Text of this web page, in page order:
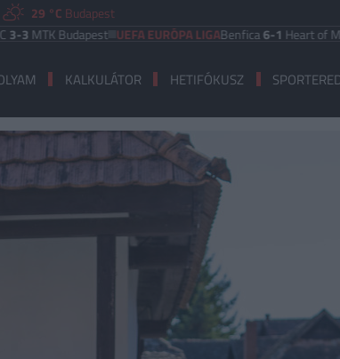
29 °C Budapest
UEFA EURÓPA LIGABenfica6-1Heart of Midlothian|
KALKULÁTOR HETIFÓKUSZ